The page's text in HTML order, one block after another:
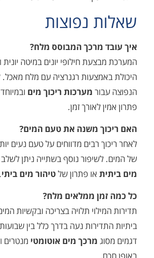
נפוצות
מרכך המבוסס מלח?
חילופי יונים במיטה יונית ומחדשת את
רגנרציה עם מלח מאכל. זו הבחירה
מערכות ריכוך מיםובמיוחד כאשר נדרש
לאורך זמן.
משנה את טעם המים?
רבים מדווחים על טעם נעים יותר ומגע רך יותר
נוסף בשתייה ניתן לשלבמערכת סינון
או פתרון שלטיהור מים ביתי.
ממלאים מלח?
תלויה בצריכה ובקשיות המים. במערכות
נעה בדרך כלל בין שבועות לחודשים.
מרכך מים אוטומטי מנטרים ומנהלים זאת